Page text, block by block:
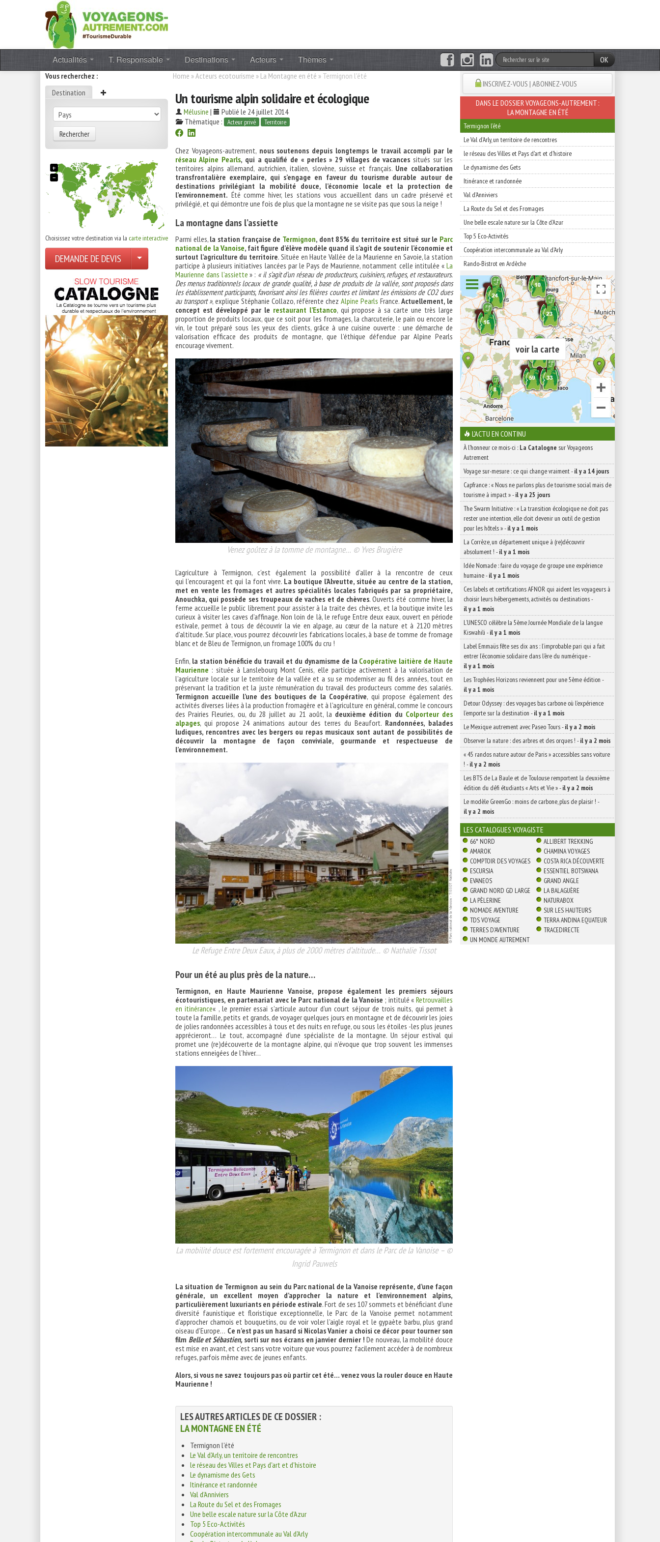
Actualités T. Responsable Destinations Acteurs Thèmes
OK
Vous recherchez :
Destination
Rechercher
+
−
Choisissez votre destination via la carte interactive
DEMANDE DE DEVIS
Home »Acteurs ecotourisme » La Montagne en été » Termignon l'été
Un tourisme alpin solidaire et écologique
Mélusine |
Publié le 24 juillet 2014
Thèmatique :
Acteur privé Territoire
Chez Voyageons-autrement, nous soutenons depuis longtemps le travail accompli par le
réseau Alpine Pearls, qui a qualifié de « perles » 29 villages de vacances situés sur les
territoires alpins allemand, autrichien, italien, slovène, suisse et français. Une collaboration
transfrontalière exemplaire, qui s’engage en faveur du tourisme durable autour de
destinations privilégiant la mobilité douce, l’économie locale et la protection de
l’environnement. Été comme hiver, les stations vous accueillent dans un cadre préservé et
privilégié, et qui démontre une fois de plus que la montagne ne se visite pas que sous la neige !
La montagne dans l’assiette
Parmi elles, la station française de Termignon, dont 85% du territoire est situé sur le Parc
national de la Vanoise, fait figure d’élève modèle quand il s’agit de soutenir l’économie et
surtout l’agriculture du territoire. Située en Haute Vallée de la Maurienne en Savoie, la station
participe à plusieurs initiatives lancées par le Pays de Maurienne, notamment celle intitulée « La
Maurienne dans l’assiette » : « il s’agit d’un réseau de producteurs, cuisiniers, refuges, et restaurateurs.
Des menus traditionnels locaux de grande qualité, à base de produits de la vallée, sont proposés dans
les établissement participants, favorisant ainsi les filières courtes et limitant les émissions de CO2 dues
au transport », explique Stéphanie Collazo, référente chez Alpine Pearls France. Actuellement, le
concept est développé par le restaurant l’Estanco, qui propose à sa carte une très large
proportion de produits locaux, que ce soit pour les fromages, la charcuterie, le pain ou encore le
vin, le tout préparé sous les yeux des clients, grâce à une cuisine ouverte : une démarche de
valorisation efficace des produits de montagne, que l’éthique défendue par Alpine Pearls
encourage vivement.
Venez goûtez à la tomme de montagne… © Yves Brugière
L’agriculture à Termignon, c’est également la possibilité d’aller à la rencontre de ceux
qui l’encouragent et qui la font vivre. La boutique l’Alveutte, située au centre de la station,
met en vente les fromages et autres spécialités locales fabriqués par sa propriétaire,
Anouchka, qui possède ses troupeaux de vaches et de chèvres. Ouverts été comme hiver, la
ferme accueille le public librement pour assister à la traite des chèvres, et la boutique invite les
curieux à visiter les caves d’affinage. Non loin de là, le refuge Entre deux eaux, ouvert en période
estivale, permet à tous de découvrir la vie en alpage, au cœur de la nature et à 2120 mètres
d’altitude. Sur place, vous pourrez découvrir les fabrications locales, à base de tomme de fromage
blanc et de Bleu de Termignon, un fromage 100% du cru !
Enfin, la station bénéficie du travail et du dynamisme de la Coopérative laitière de Haute
Maurienne : située à Lanslebourg Mont Cenis, elle participe activement à la valorisation de
l’agriculture locale sur le territoire de la vallée et a su se moderniser au fil des années, tout en
préservant la tradition et la juste rémunération du travail des producteurs comme des salariés.
Termignon accueille l’une des boutiques de la Coopérative, qui propose également des
activités diverses liées à la production fromagère et à l’agriculture en général, comme le concours
des Prairies Fleuries, ou, du 28 juillet au 21 août, la deuxième édition du Colporteur des
alpages, qui propose 24 animations autour des terres du Beaufort. Randonnées, balades
ludiques, rencontres avec les bergers ou repas musicaux sont autant de possibilités de
découvrir la montagne de façon conviviale, gourmande et respectueuse de
l’environnement.
Le Refuge Entre Deux Eaux, à plus de 2000 mètres d’altitude… © Nathalie Tissot
Pour un été au plus près de la nature…
Termignon, en Haute Maurienne Vanoise, propose également les premiers séjours
écotouristiques, en partenariat avec le Parc national de la Vanoise ; intitulé «Retrouvailles
en itinérance« , le premier essai s’articule autour d’un court séjour de trois nuits, qui permet à
toute la famille, petits et grands, de voyager quelques jours en montagne et de découvrir les joies
de jolies randonnées accessibles à tous et des nuits en refuge, ou sous les étoiles -les plus jeunes
apprécieront… Le tout, accompagné d’une spécialiste de la montagne. Un séjour estival qui
promet une (re)découverte de la montagne alpine, qui n’évoque que trop souvent les immenses
stations enneigées de l’hiver…
La mobilité douce est fortement encouragée à Termignon et dans le Parc de la Vanoise – ©
Ingrid Pauwels
La situation de Termignon au sein du Parc national de la Vanoise représente, d’une façon
générale, un excellent moyen d’approcher la nature et l’environnement alpins,
particulièrement luxuriants en période estivale. Fort de ses 107 sommets et bénéficiant d’une
diversité faunistique et floristique exceptionnelle, le Parc de la Vanoise permet notamment
d’approcher chamois et bouquetins, ou de voir voler l’aigle royal et le gypaète barbu, plus grand
oiseau d’Europe… Ce n’est pas un hasard si Nicolas Vanier a choisi ce décor pour tourner son
film Belle et Sébastien, sorti sur nos écrans en janvier dernier ! De nouveau, la mobilité douce
est mise en avant, et c’est sans votre voiture que vous pourrez facilement accéder à de nombreux
refuges, parfois même avec de jeunes enfants.
Alors, si vous ne savez toujours pas où partir cet été… venez vous la rouler douce en Haute
Maurienne !
LES AUTRES ARTICLES DE CE DOSSIER :
LA MONTAGNE EN ÉTÉ
Termignon l'été
Le Val d'Arly, un territoire de rencontres
le réseau des Villes et Pays d'art et d'histoire
Le dynamisme des Gets
Itinérance et randonnée
Val d'Anniviers
La Route du Sel et des Fromages
Une belle escale nature sur la Côte d'Azur
Top 5 Eco-Activités
Coopération intercommunale au Val d'Arly
INSCRIVEZ-VOUS | ABONNEZ-VOUS
DANS LE DOSSIER VOYAGEONS-AUTREMENT :
LA MONTAGNE EN ÉTÉ
Termignon l'été
Le Val d'Arly, un territoire de rencontres
le réseau des Villes et Pays d'art et d'histoire
Le dynamisme des Gets
Itinérance et randonnée
Val d'Anniviers
La Route du Sel et des Fromages
Une belle escale nature sur la Côte d'Azur
Top 5 Eco-Activités
Coopération intercommunale au Val d'Arly
Rando-Bistrot en Ardèche
voir la carte
L'ACTU EN CONTINU
À l'honneur ce mois-ci : La Catalogne sur Voyageons
Autrement
Voyage sur-mesure : ce qui change vraiment-il y a 14 jours
Capfrance : « Nous ne parlons plus de tourisme social mais de
tourisme à impact »-il y a 25 jours
The Swarm Initiative : « La transition écologique ne doit pas
rester une intention, elle doit devenir un outil de gestion
pour les hôtels »-il y a 1 mois
La Corrèze, un département unique à (re)découvrir
absolument ! -il y a 1 mois
Idée Nomade : faire du voyage de groupe une expérience
humaine-il y a 1 mois
Ces labels et certifications AFNOR qui aident les voyageurs à
choisir leurs hébergements, activités ou destinations-
il y a 1 mois
L’UNESCO célèbre la 5ème Journée Mondiale de la langue
Kiswahili -il y a 1 mois
Label Emmaüs fête ses dix ans : l’improbable pari qui a fait
entrer l’économie solidaire dans l’ère du numérique-
il y a 1 mois
Les Trophées Horizons reviennent pour une 5ème édition -
il y a 1 mois
Detour Odyssey : des voyages bas carbone où l’expérience
l’emporte sur la destination -il y a 1 mois
Le Mexique autrement avec Paseo Tours-il y a 2 mois
Observer la nature : des arbres et des orques ! -il y a 2 mois
« 45 randos nature autour de Paris » accessibles sans voiture
! -il y a 2 mois
Les BTS de La Baule et de Toulouse remportent la deuxième
édition du défi étudiants « Arts et Vie »-il y a 2 mois
Le modèle GreenGo : moins de carbone, plus de plaisir ! -
il y a 2 mois
LES CATALOGUES VOYAGISTE
66° NORD
ALLIBERT TREKKING
AMAROK
CHAMINA VOYAGES
COMPTOIR DES VOYAGES
COSTA RICA DÉCOUVERTE
ESCURSIA
ESSENTIEL BOTSWANA
EVANEOS
GRAND ANGLE
GRAND NORD GD LARGE
LA BALAGUÈRE
LA PÈLERINE
NATURABOX
NOMADE AVENTURE
SUR LES HAUTEURS
TDS VOYAGE
TERRA ANDINA EQUATEUR
TERRES D'AVENTURE
TRACEDIRECTE
UN MONDE AUTREMENT